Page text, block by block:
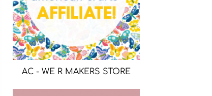
AC - WE R MAKERS STORE